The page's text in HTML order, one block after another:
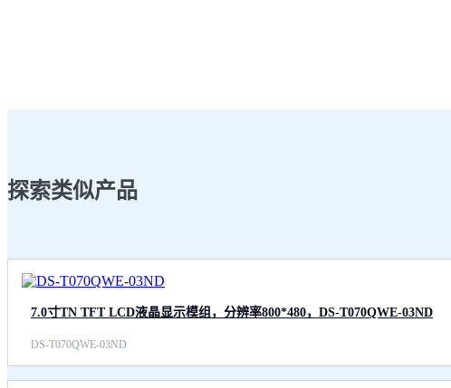
探索类似产品
7.0寸TN TFT LCD液晶显示模组，分辨率800*480，DS-T070QWE-03ND
DS-T070QWE-03ND